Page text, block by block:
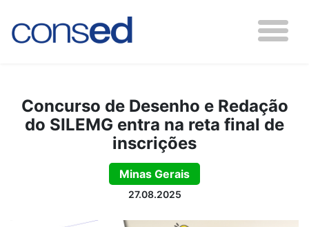
Concurso de Desenho e Redação
do SILEMG entra na reta final de
inscrições
Minas Gerais
27.08.2025